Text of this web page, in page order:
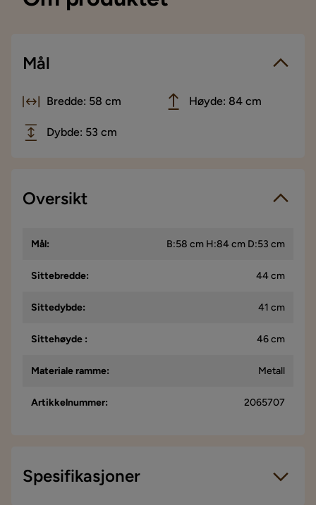
Mål
Bredde: 58 cm Høyde: 84 cm
Dybde: 53 cm
Oversikt
Mål: B:58 cm H:84 cm D:53 cm
Sittebredde: 44 cm
Sittedybde: 41 cm
Sittehøyde : 46 cm
Materiale ramme: Metall
Artikkelnummer: 2065707
Spesifikasjoner